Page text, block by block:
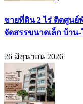
ขายที่ดิน 2 ไร่ ติดศูน
จัดสรรขนาดเล็ก บ้าน-
26 มิถุนายน 2026